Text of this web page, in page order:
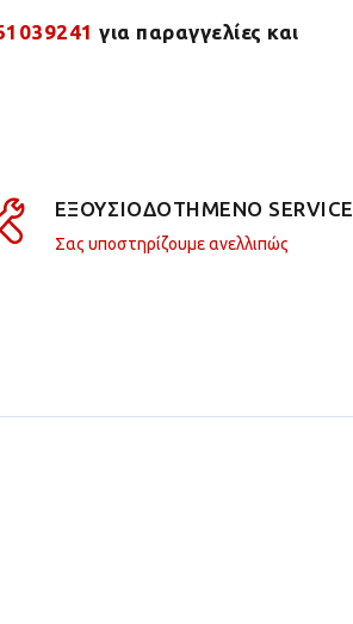
για παραγγελίες και
ΕΞΟΥΣΙΟΔΟΤΗΜΕΝΟ SERVICE
Σας υποστηρίζουμε ανελλιπώς